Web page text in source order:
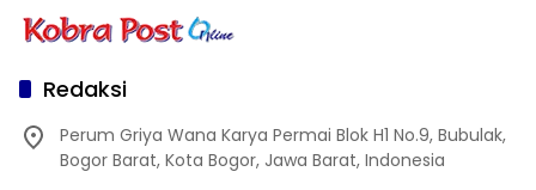
Redaksi
Perum Griya Wana Karya Permai Blok H1 No.9, Bubulak,
Bogor Barat, Kota Bogor, Jawa Barat, Indonesia